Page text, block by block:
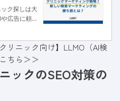
ク探しは大
広告に頼る
本記事で
ます。
リニック向け】LLMO（AI検
ちら＞＞
ックのSEO対策の